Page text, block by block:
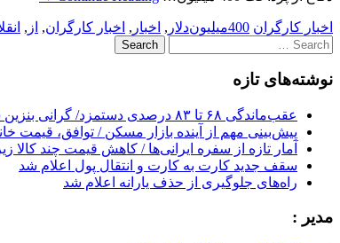
اخبار کارگران 400‌میلیون‌دلار , اخبار , اخبار کارگران, از ,
Search
for:
نوشته‌های تازه
عقب‌ماندگی ۶۸ تا ۸۳ درصدی دستمزد/ گرانی بنزین سفره‌های خالی کارگران را ذوب می‌کند
پیش‌بینی مهم از آینده بازار مسکن / توافق، قیمت
آمار تازه از سفره ایرانی‌ها / کاهش قیمت چند کالا
سقف جدید کارت به کارت و انتقال پول اعلام شد
راه‌های جلوگیری از حذف یارانه اعلام شد
مدیر :